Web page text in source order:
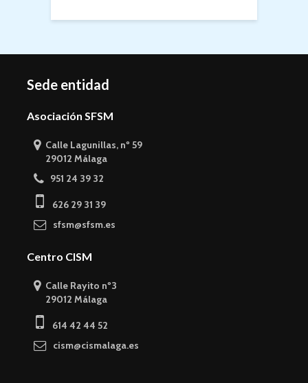
Sede entidad
Asociación SFSM
Calle Lagunillas, nº 59
29012 Málaga
951 24 39 32
626 29 31 39
sfsm@sfsm.es
Centro CISM
Calle Rayito nº3
29012 Málaga
614 42 44 52
cism@cismalaga.es